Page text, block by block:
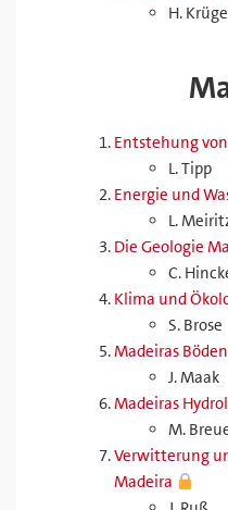
H.
Entstehung
L. Tipp
Energie und
L.
Die Geologie
C.
Klima und
S. Brose
Madeiras Böden
J. Maak
Madeiras
M.
Verwitterung
Madeira